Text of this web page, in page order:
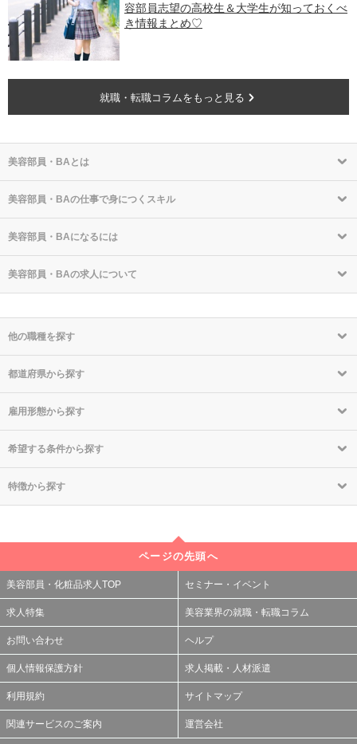
容部員志望の高校生＆大学生が知っておくべ
き情報まとめ♡
就職・転職コラムをもっと見る
美容部員・BAとは
美容部員・BAの仕事で身につくスキル
美容部員・BAになるには
美容部員・BAの求人について
他の職種を探す
都道府県から探す
雇用形態から探す
希望する条件から探す
特徴から探す
ページの先頭へ
美容部員・化粧品求人TOP セミナー・イベント
求人特集 美容業界の就職・転職コラム
お問い合わせ ヘルプ
個人情報保護方針 求人掲載・人材派遣
利用規約 サイトマップ
関連サービスのご案内 運営会社